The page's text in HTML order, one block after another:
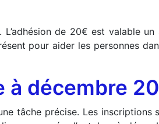
de 20€ est valable
pour aider les personnes
à décembre
tâche précise. Les